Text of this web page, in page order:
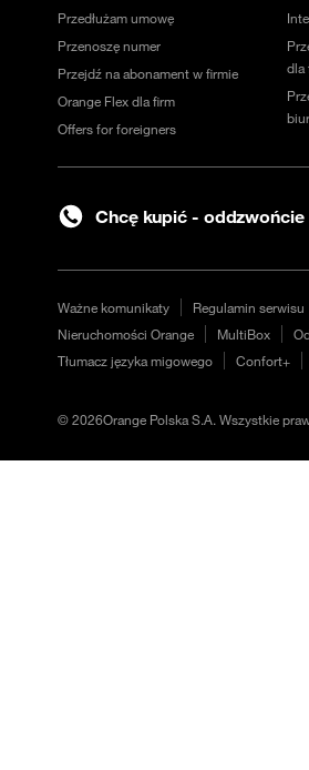
Przedłużam umowę
Przenoszę numer
Przejdź na abonament w firmie
Orange Flex dla firm
Offers for foreigners
dla
Chcę kupić - oddzwońcie
Ważne komunikaty Regulamin serwisu
Nieruchomości Orange
MultiBox
Tłumacz języka migowego
Confort+
©2026Orange Polska S.A. Wszystkie